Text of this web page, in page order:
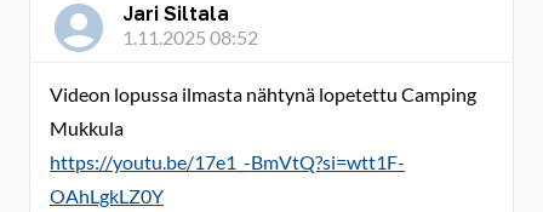
Jari Siltala
1.11.2025 08:52
Videon lopussa ilmasta nähtynä lopetettu Camping
Mukkula
https://youtu.be/17e1_-BmVtQ?si=wtt1F-
OAhLgkLZ0Y